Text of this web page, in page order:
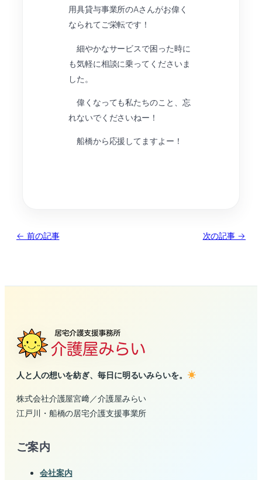
用具貸与事業所のAさんがお偉く
なられてご栄転です！
細やかなサービスで困った時に
も気軽に相談に乗ってくださいま
した。
偉くなっても私たちのこと、忘
れないでくださいねー！
船橋から応援してますよー！
← 前の記事 次の記事 →
人と人の想いを紡ぎ、毎日に明るいみらいを。
株式会社介護屋宮﨑／介護屋みらい
江戸川・船橋の居宅介護支援事業所
ご案内
会社案内